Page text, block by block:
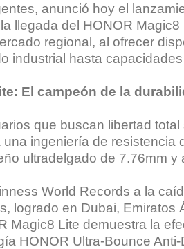
anunció hoy el
llegada del HONOR
regional, al ofrecer
industrial hasta
El campeón de la
que buscan libertad
una ingeniería de resistencia
ultradelgado de 7.76mm y
World Records a la
logrado en Dubai, Emiratos
Magic8 Lite demuestra la
HONOR Ultra-Bounce